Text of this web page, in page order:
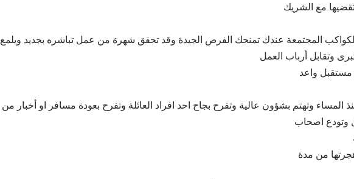
مع الشريك
المجتمعة عندك تمنحك الفرص الجيدة وقد تحقق شهرة من عمل تباشره بجديد ويلمع
وتقابل أرباب العمل
واعد
وتهتم بشؤون عالية وتفرح بجاح احد افراد العائلة وتفرح بعودة مسافر او أخبار من
وتودع اصحاب
من مدة